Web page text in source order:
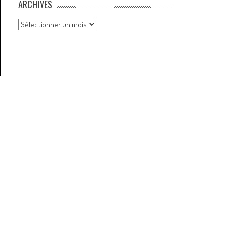
ARCHIVES
Archives